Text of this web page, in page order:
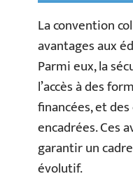
La convention
avantages aux
Parmi eux, la
l’accès à des
financées, et
encadrées. Ces
garantir un
évolutif.